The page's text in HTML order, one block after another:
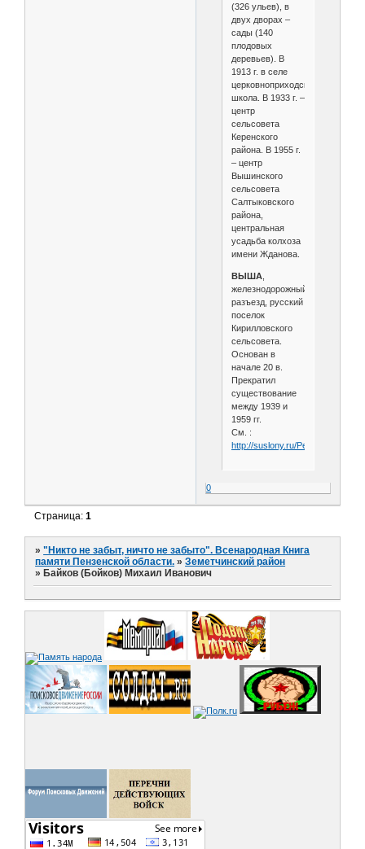
(326 ульев), в
двух дворах –
сады (140
плодовых
деревьев). В
1913 г. в селе
церковноприходская
школа. В 1933 г. –
центр
сельсовета
Керенского
района. В 1955 г.
– центр
Вышинского
сельсовета
Салтыковского
района,
центральная
усадьба колхоза
имени Жданова.
ВЫША,
железнодорожный
разъезд, русский
поселок
Кирилловского
сельсовета.
Основан в
начале 20 в.
Прекратил
существование
между 1939 и
1959 гг.
См. :
http://suslony.ru/Penzagebiet/
0
Страница:1
»"Никто не забыт, ничто не забыто". Всенародная Книга
памяти Пензенской области. »Земетчинский район
» Байков (Бойков) Михаил Иванович